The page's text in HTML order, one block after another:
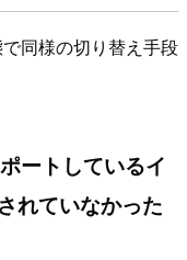
同様の切り替え手段
ートしているイ
れていなかった